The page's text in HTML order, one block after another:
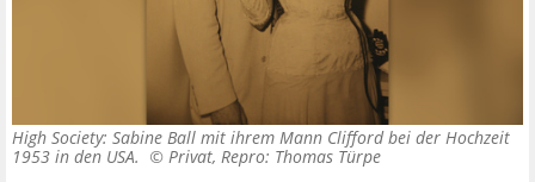
High Society: Sabine Ball mit ihrem Mann Clifford bei der Hochzeit
1953 in den USA. © Privat, Repro: Thomas Türpe